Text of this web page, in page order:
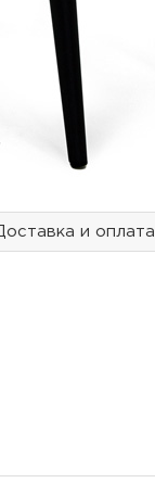
и оплата